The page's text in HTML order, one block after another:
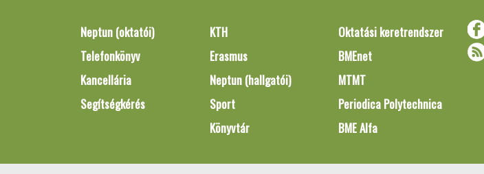
Neptun (oktatói)
Telefonkönyv
Kancellária
Segítségkérés
KTH
Erasmus
Neptun (hallgatói)
Sport
Könyvtár
Oktatási keretrendszer
BMEnet
MTMT
Periodica Polytechnica
BME Alfa